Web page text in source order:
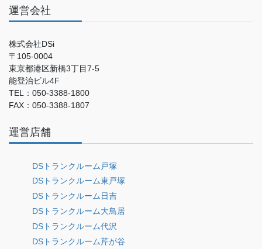
運営会社
株式会社DSi
〒105-0004
東京都港区新橋3丁目7-5
能登治ビル4F
TEL：050-3388-1800
FAX：050-3388-1807
運営店舗
DSトランクルーム戸塚
DSトランクルーム東戸塚
DSトランクルーム日吉
DSトランクルーム大鳥居
DSトランクルーム代沢
DSトランクルーム芹が谷